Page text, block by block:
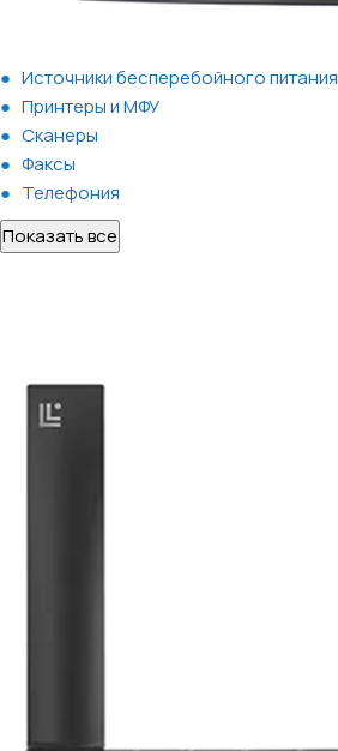
Источники бесперебойного питания
Принтеры и МФУ
Сканеры
Факсы
Телефония
Показать все